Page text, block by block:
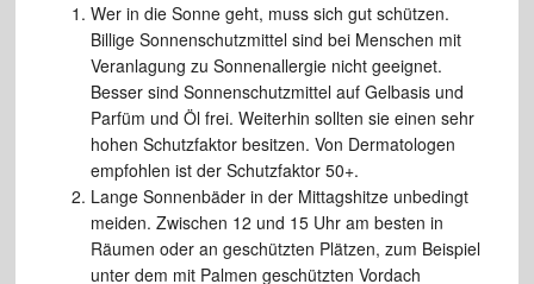
Wer in die Sonne geht, muss sich gut schützen.
Billige Sonnenschutzmittel sind bei Menschen mit
Veranlagung zu Sonnenallergie nicht geeignet.
Besser sind Sonnenschutzmittel auf Gelbasis und
Parfüm und Öl frei. Weiterhin sollten sie einen sehr
hohen Schutzfaktor besitzen. Von Dermatologen
empfohlen ist der Schutzfaktor 50+.
Lange Sonnenbäder in der Mittagshitze unbedingt
meiden. Zwischen 12 und 15 Uhr am besten in
Räumen oder an geschützten Plätzen, zum Beispiel
unter dem mit Palmen geschützten Vordach